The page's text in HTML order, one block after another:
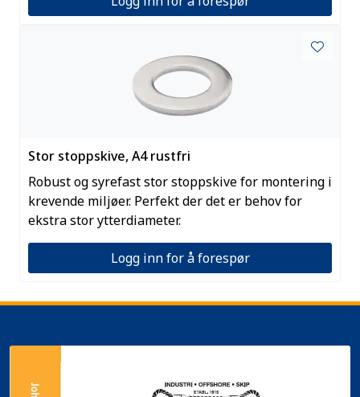
Stor stoppskive, A4 rustfri
Robust og syrefast stor stoppskive for montering i
krevende miljøer. Perfekt der det er behov for
ekstra stor ytterdiameter.
Logg inn for å forespør